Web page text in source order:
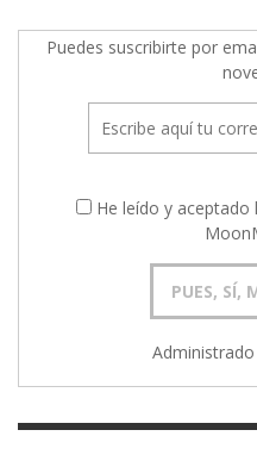
Puedes suscribirte por
He leído y aceptado